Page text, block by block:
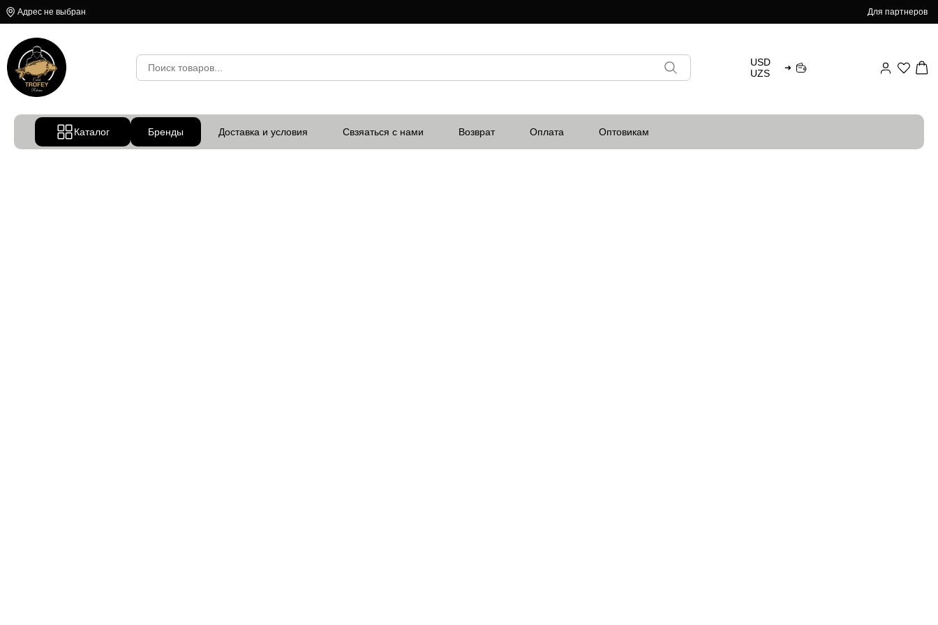
Адрес не выбран Для партнеров
USD
UZS
➜
Каталог Бренды Доставка и условия Свзяаться с нами Возврат Оплата Оптовикам